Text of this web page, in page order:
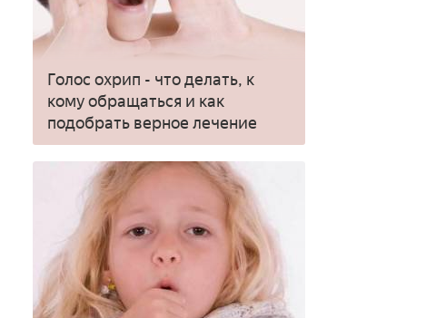
Голос охрип - что делать, к
кому обращаться и как
подобрать верное лечение